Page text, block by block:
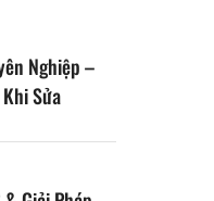
Nghiệp –
Sửa